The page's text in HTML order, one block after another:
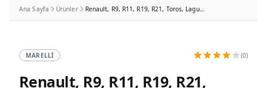
Ana Sayfa Ürünler Renault, R9, R11, R19, R21, Toros, Laguna, Espace 1.4 - 1.6 Ateşleme Bujisi Marelli
MARELLI (0)
Renault, R9, R11, R19, R21,